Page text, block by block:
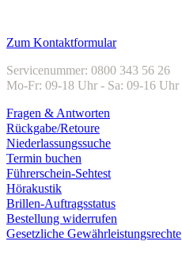
Zum Kontaktformular
Servicenummer: 0800 343 56 26
Mo-Fr: 09-18 Uhr - Sa: 09-16 Uhr
Fragen & Antworten
Rückgabe/Retoure
Niederlassungssuche
Termin buchen
Führerschein-Sehtest
Hörakustik
Brillen-Auftragsstatus
Bestellung widerrufen
Gesetzliche Gewährleistungsrechte